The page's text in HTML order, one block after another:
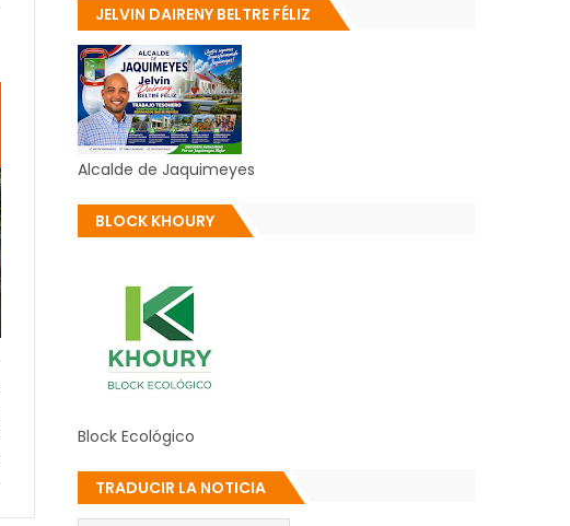
JELVIN DAIRENY BELTRE FÉLIZ
Alcalde de Jaquimeyes
BLOCK KHOURY
Block Ecológico
TRADUCIR LA NOTICIA